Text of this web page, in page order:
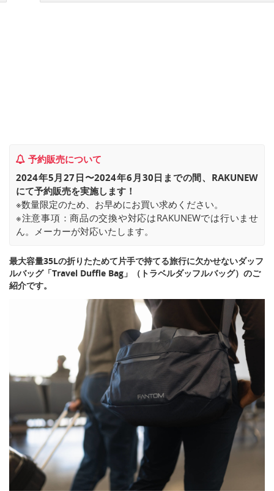
予約販売について
2024年5月27日〜2024年6月30日までの間、RAKUNEW
にて予約販売を実施します！
※数量限定のため、お早めにお買い求めください。
※注意事項：商品の交換や対応はRAKUNEWでは行いませ
ん。メーカーが対応いたします。
最大容量35Lの折りたためて片手で持てる旅行に欠かせないダッフ
ルバッグ「Travel Duffle Bag」（トラベルダッフルバッグ）のご
紹介です。